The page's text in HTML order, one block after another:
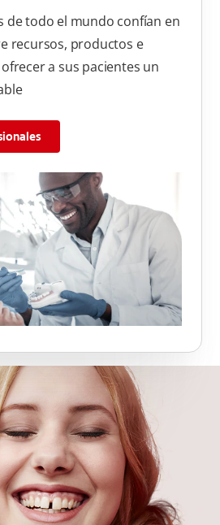
de todo el mundo confían en
recursos, productos e
a sus pacientes un